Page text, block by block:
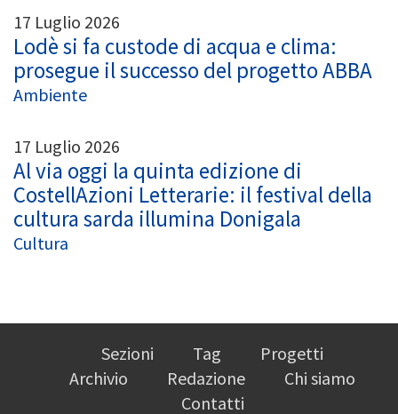
17 Luglio 2026
Lodè si fa custode di acqua e clima:
prosegue il successo del progetto ABBA
Ambiente
17 Luglio 2026
Al via oggi la quinta edizione di
CostellAzioni Letterarie: il festival della
cultura sarda illumina Donigala
Cultura
Sezioni Tag
Progetti
Archivio
Redazione
Chi siamo
Contatti